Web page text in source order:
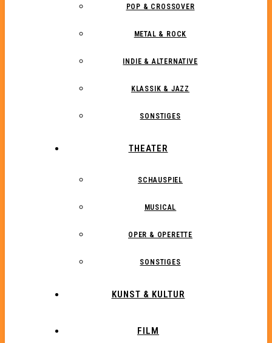
POP & CROSSOVER
METAL & ROCK
INDIE & ALTERNATIVE
KLASSIK & JAZZ
SONSTIGES
THEATER
SCHAUSPIEL
MUSICAL
OPER & OPERETTE
SONSTIGES
KUNST & KULTUR
FILM